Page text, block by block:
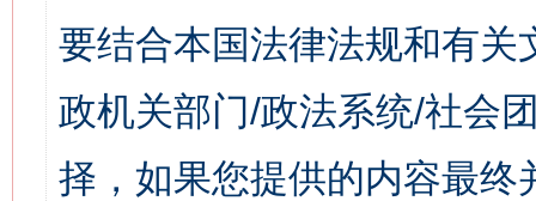
要结合本国法律法规和有关
政机关部门/政法系统/社会
择，如果您提供的内容最